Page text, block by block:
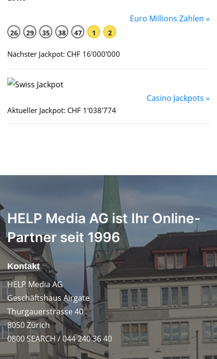
Euro Millions Zahlen »
26 29 35 38 47 1 2
Nächster Jackpot: CHF 16'000'000
Casino Jackpots »
Aktueller Jackpot: CHF 1'038'774
HELP Media AG ist Ihr Online-
Partner seit 1996
Kontakt
HELP Media AG
Geschäftshaus Airgate
Thurgauerstrasse 40
8050 Zürich
0800 SEARCH / 044 240 36 40